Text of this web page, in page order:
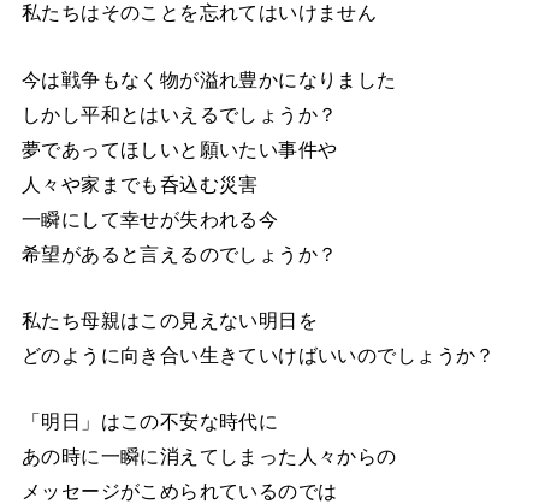
私たちはそのことを忘れてはいけません
今は戦争もなく物が溢れ豊かになりました
しかし平和とはいえるでしょうか？
夢であってほしいと願いたい事件や
人々や家までも呑込む災害
一瞬にして幸せが失われる今
希望があると言えるのでしょうか？
私たち母親はこの見えない明日を
どのように向き合い生きていけばいいのでしょうか？
「明日」はこの不安な時代に
あの時に一瞬に消えてしまった人々からの
メッセージがこめられているのでは